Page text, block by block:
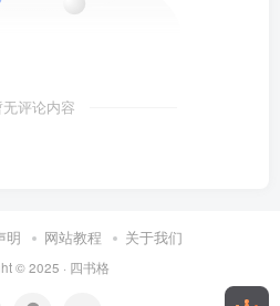
无评论内容
明 网站教程 关于我们
© 2025 · 四书格